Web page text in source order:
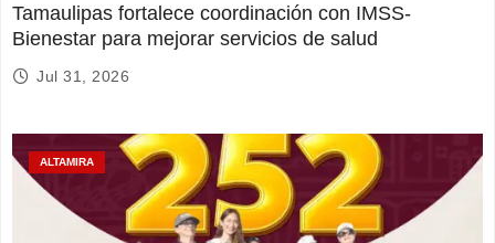
Tamaulipas fortalece coordinación con IMSS-
Bienestar para mejorar servicios de salud
Jul 31, 2026
ALTAMIRA